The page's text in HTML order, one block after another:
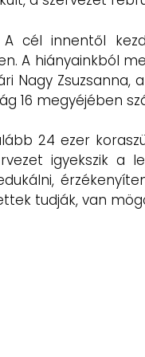
cél innentől
A hiányainkból
Zsuzsanna,
16 megyéjében
24 ezer
igyekszik a
tudják, van